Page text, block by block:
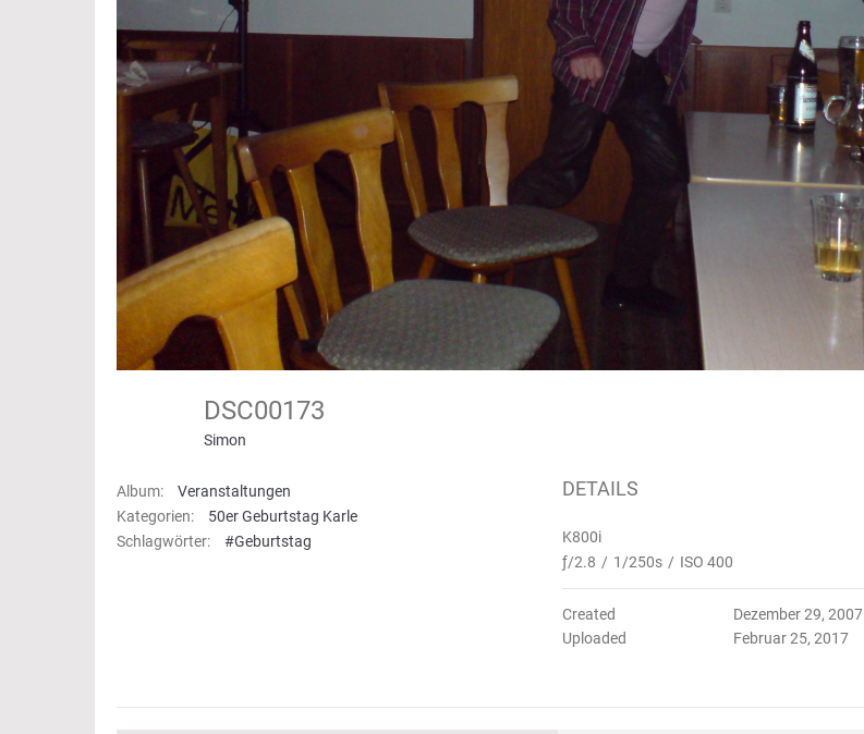
DSC00173
Simon
Album:
Veranstaltungen
Kategorien:
50er Geburtstag Karle
Schlagwörter:
#Geburtstag
DETAILS
K800i
ƒ/2.8 / 1/250s / ISO 400
Created
Dezember 29, 2007
Uploaded
Februar 25, 2017